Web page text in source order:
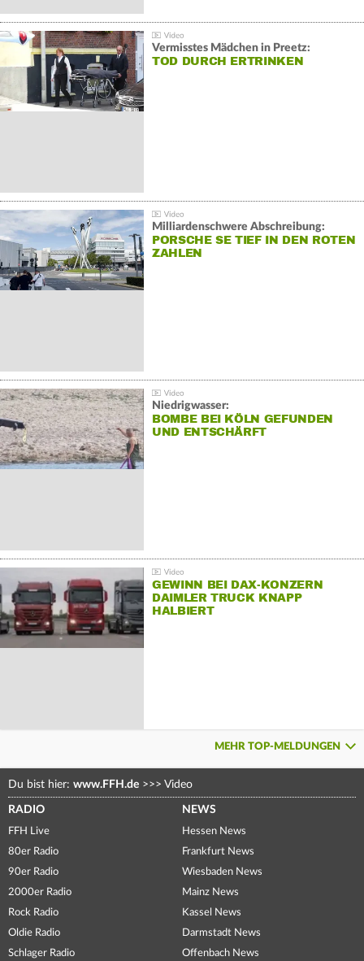
Vermisstes Mädchen in Preetz:
TOD DURCH ERTRINKEN
Milliardenschwere Abschreibung:
PORSCHE SE TIEF IN DEN ROTEN
ZAHLEN
Niedrigwasser:
BOMBE BEI KÖLN GEFUNDEN
UND ENTSCHÄRFT
GEWINN BEI DAX-KONZERN
DAIMLER TRUCK KNAPP
HALBIERT
MEHR TOP-MELDUNGEN
Du bist hier: www.FFH.de >>> Video
RADIO
FFH Live
80er Radio
90er Radio
2000er Radio
Rock Radio
Oldie Radio
Schlager Radio
NEWS
Hessen News
Frankfurt News
Wiesbaden News
Mainz News
Kassel News
Darmstadt News
Offenbach News